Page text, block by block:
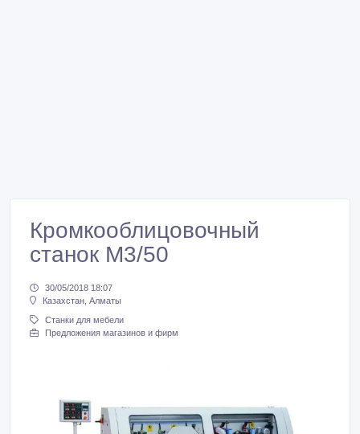
Кромкооблицовочный
станок M3/50
30/05/2018 18:07
Казахстан, Алматы
Станки для мебели
Предложения магазинов и фирм